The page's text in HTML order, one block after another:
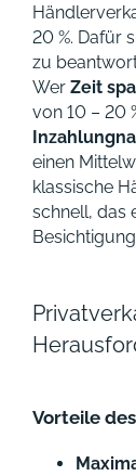
20 %. Dafür
zu
Wer Zeit
von 10 – 20
einen
klassische
schnell, das
Vorteile